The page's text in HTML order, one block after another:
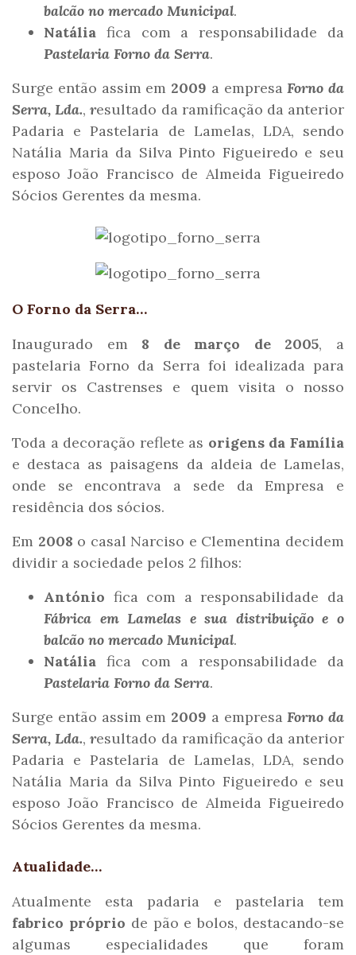
balcão no mercado Municipal.
Natália fica com a responsabilidade da
Pastelaria Forno da Serra.
Surge então assim em 2009 a empresaForno da
Serra, Lda., resultado da ramificação da anterior
Padaria e Pastelaria de Lamelas, LDA, sendo
Natália Maria da Silva Pinto Figueiredo e seu
esposo João Francisco de Almeida Figueiredo
Sócios Gerentes da mesma.
O Forno da Serra…
Inaugurado em 8 de março de 2005, a
pastelaria Forno da Serra foi idealizada para
servir os Castrenses e quem visita o nosso
Concelho.
Toda a decoração reflete as origens da Família
e destaca as paisagens da aldeia de Lamelas,
onde se encontrava a sede da Empresa e
residência dos sócios.
Em 2008 o casal Narciso e Clementina decidem
dividir a sociedade pelos 2 filhos:
António fica com a responsabilidade da
Fábrica em Lamelas e sua distribuição e o
balcão no mercado Municipal.
Natália fica com a responsabilidade da
Pastelaria Forno da Serra.
Surge então assim em 2009 a empresaForno da
Serra, Lda., resultado da ramificação da anterior
Padaria e Pastelaria de Lamelas, LDA, sendo
Natália Maria da Silva Pinto Figueiredo e seu
esposo João Francisco de Almeida Figueiredo
Sócios Gerentes da mesma.
Atualidade…
Atualmente esta padaria e pastelaria tem
fabrico próprio de pão e bolos, destacando-se
algumas especialidades que foram